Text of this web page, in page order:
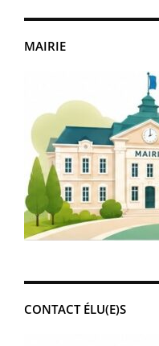
MAIRIE
CONTACT ÉLU(E)S